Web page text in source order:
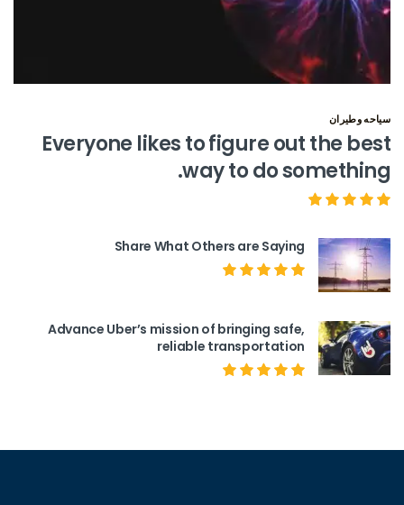
سياحه وطيران
Everyone likes to figure out the best
way to do something.
Share What Others are Saying
Advance Uber’s mission of bringing safe,
reliable transportation